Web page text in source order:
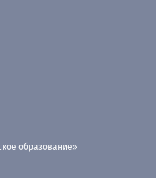
образование»